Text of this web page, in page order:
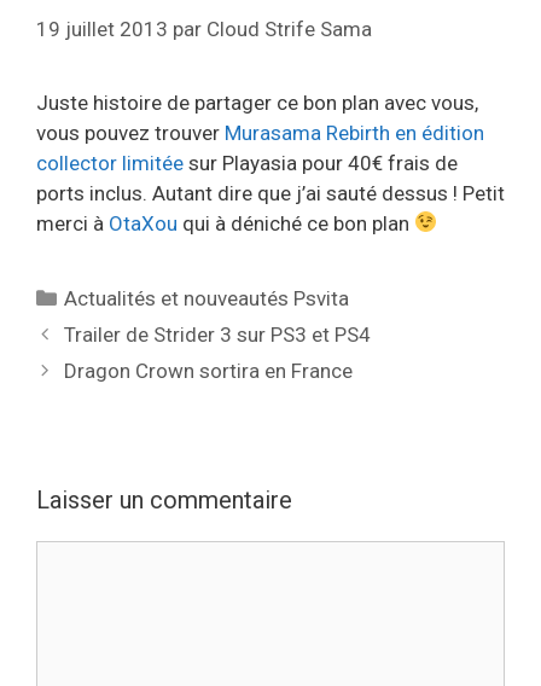
19 juillet 2013 par Cloud Strife Sama
Juste histoire de partager ce bon plan avec vous,
vous pouvez trouver Murasama Rebirth en édition
collector limitée sur Playasia pour 40€ frais de
ports inclus. Autant dire que j’ai sauté dessus ! Petit
merci à OtaXou qui à déniché ce bon plan
Catégories
Actualités et nouveautés Psvita
Trailer de Strider 3 sur PS3 et PS4
Dragon Crown sortira en France
Laisser un commentaire